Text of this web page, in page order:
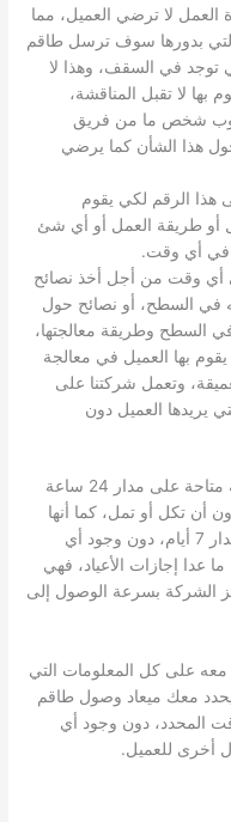
العمل لا ترضي العميل، مما
بدورها سوف ترسل طاقم
توجد في السقف، وهذا لا
بها لا تقبل المناقشة،
شخص ما من فريق
هذا الشأن كما يرضي
هذا الرقم لكي يقوم
أو طريقة العمل أو أي شئ
في أي وقت.
أي وقت من أجل أخذ نصائح
في السطح، أو نصائح حول
السطح وطريقة معالجتها،
بها العميل في معالجة
وتعمل شركتنا على
يريدها العميل دون
تكون خدمة العملاء التي توجد في الشركة متاحة على مدار 24 ساعة
تكل أو تمل، كما أنها
تعمل على مدار طول أيام الأسبوع على مدار 7 أيام، دون وجود أي
عدا إجازات الأعياد، فهي
الشركة بسرعة الوصول إلى
على كل المعلومات التي
معك ميعاد وصول طاقم
المحدد، دون وجود أي
أخرى للعميل.